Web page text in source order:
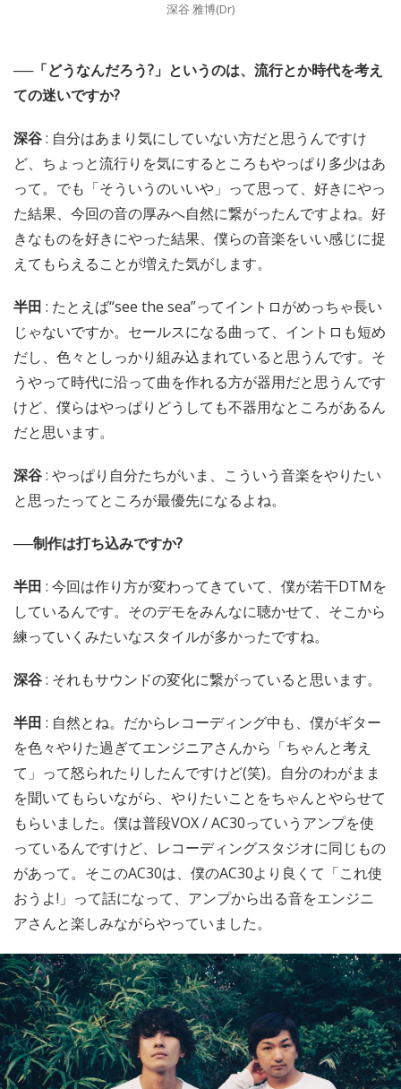
深谷 雅博(Dr)
──「どうなんだろう?」というのは、流行とか時代を考え
ての迷いですか?
深谷: 自分はあまり気にしていない方だと思うんですけ
ど、ちょっと流行りを気にするところもやっぱり多少はあ
って。でも「そういうのいいや」って思って、好きにやっ
た結果、今回の音の厚みへ自然に繋がったんですよね。好
きなものを好きにやった結果、僕らの音楽をいい感じに捉
えてもらえることが増えた気がします。
半田 : たとえば“see the sea”ってイントロがめっちゃ長い
じゃないですか。セールスになる曲って、イントロも短め
だし、色々としっかり組み込まれていると思うんです。そ
うやって時代に沿って曲を作れる方が器用だと思うんです
けど、僕らはやっぱりどうしても不器用なところがあるん
だと思います。
深谷: やっぱり自分たちがいま、こういう音楽をやりたい
と思ったってところが最優先になるよね。
──制作は打ち込みですか?
半田 : 今回は作り方が変わってきていて、僕が若干DTMを
しているんです。そのデモをみんなに聴かせて、そこから
練っていくみたいなスタイルが多かったですね。
深谷: それもサウンドの変化に繋がっていると思います。
半田 : 自然とね。だからレコーディング中も、僕がギター
を色々やりた過ぎてエンジニアさんから「ちゃんと考え
て」って怒られたりしたんですけど(笑)。自分のわがまま
を聞いてもらいながら、やりたいことをちゃんとやらせて
もらいました。僕は普段VOX / AC30っていうアンプを使
っているんですけど、レコーディングスタジオに同じもの
があって。そこのAC30は、僕のAC30より良くて「これ使
おうよ!」って話になって、アンプから出る音をエンジニ
アさんと楽しみながらやっていました。